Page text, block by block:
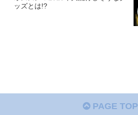
ッズとは!?
PAGE TOP